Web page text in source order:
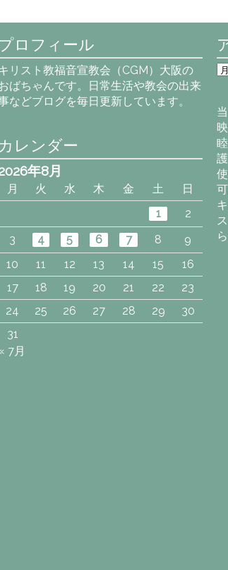
プロフィール
リスト教福音宣教会（CGM）大阪の
ばちゃんです。日常生活や教会の出来
などブログを毎日更新しています。
ア
ー
ブ
カレンダー
年8月
月 火 水 木 金 土
日
1
2
3
4 5 6 7 8
9
10
11 12 13 14 15
16
17
18 19 20 21 22
23
24
25 26 27 28 29
30
31
7月